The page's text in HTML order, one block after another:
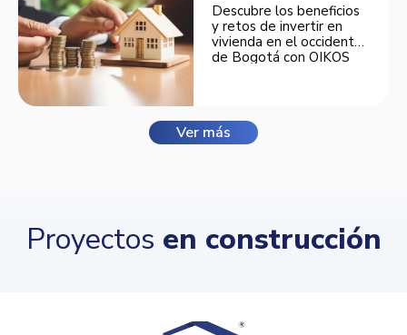
Descubre los beneficios
y retos de invertir en
vivienda en el occidente
de Bogotá con OIKOS
Ver más
Proyectos en construcción